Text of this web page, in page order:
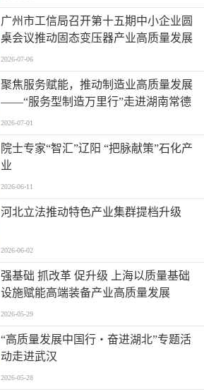
广州市工信局召开第十五期中小企业圆
桌会议推动固态变压器产业高质量发展
2026-07-06
聚焦服务赋能，推动制造业高质量发展
——“服务型制造万里行”走进湖南常德
2026-07-01
院士专家“智汇”辽阳 “把脉献策”石化产
业
2026-06-11
河北立法推动特色产业集群提档升级
2026-06-02
强基础 抓改革 促升级 上海以质量基础
设施赋能高端装备产业高质量发展
2026-05-29
“高质量发展中国行・奋进湖北”专题活
动走进武汉
2026-05-28